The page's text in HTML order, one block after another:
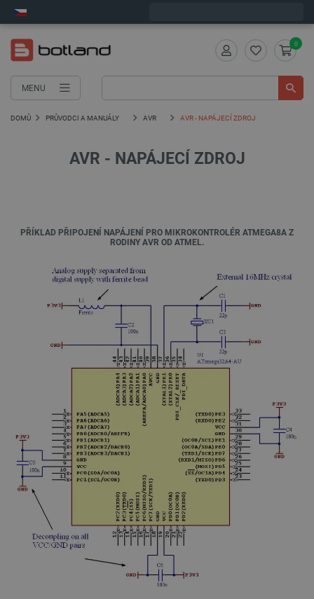
MENU
0
DOMŮ PRŮVODCI A MANUÁLY AVR AVR - NAPÁJECÍ ZDROJ
AVR - NAPÁJECÍ ZDROJ
PŘÍKLAD PŘIPOJENÍ NAPÁJENÍ PRO MIKROKONTROLÉR ATMEGA8A Z
RODINY AVR OD ATMEL.